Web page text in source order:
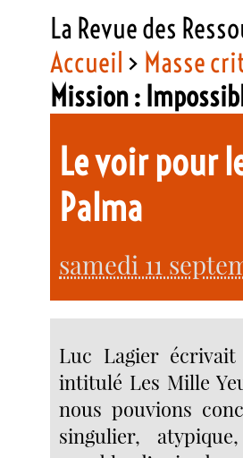
La Revue des
Accueil > Masse
Mission :
Le voir pour
Palma
samedi 11
Luc Lagier
intitulé Les Mille
nous pouvions
singulier,